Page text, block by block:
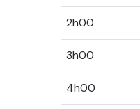
2h00
3h00
4h00